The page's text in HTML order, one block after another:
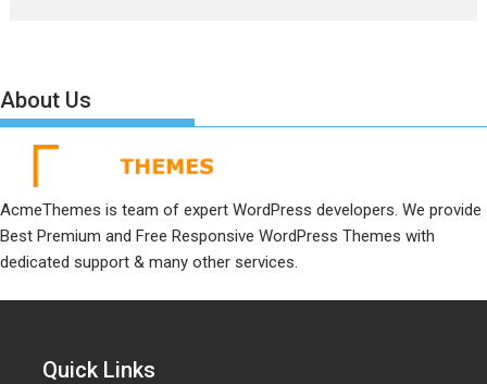
About Us
AcmeThemes is team of expert WordPress developers. We provide
Best Premium and Free Responsive WordPress Themes with
dedicated support & many other services.
Quick Links